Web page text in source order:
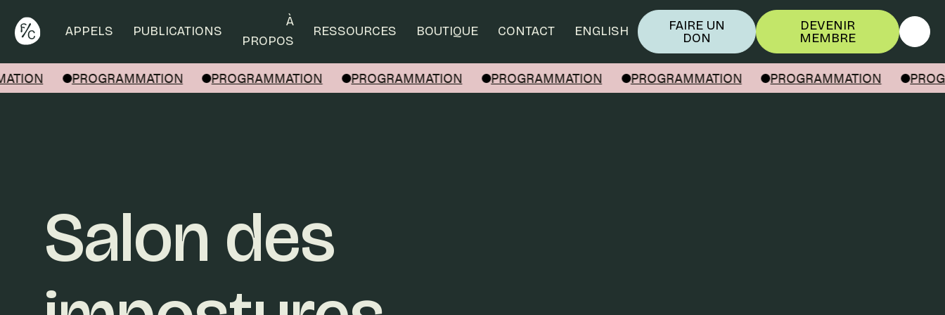
APPELS PUBLICATIONS
À
PROPOS
RESSOURCES BOUTIQUE CONTACT ENGLISH
FAIRE UN
DON
DEVENIR
MEMBRE
PROGRAMMATION PROGRAMMATION PROGRAMMATION PROGRAMMATION PROGRAMMATION PROGRAMMATION
Salon des